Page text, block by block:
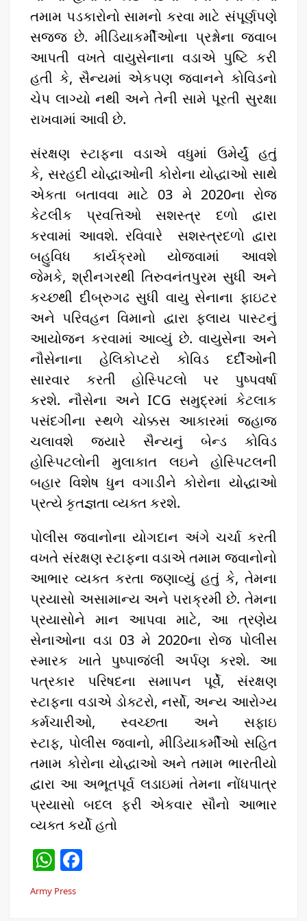
તમામ પડકારોનો સામનો કરવા માટે સંપૂર્ણપણે
સજ્જ છે. મીડિયાકર્મીઓના પ્રશ્નોના જવાબ
આપતી વખતે વાયુસેનાના વડાએ પુષ્ટિ કરી
હતી કે, સૈન્યમાં એકપણ જવાનને કોવિડનો
ચેપ લાગ્યો નથી અને તેની સામે પૂરતી સુરક્ષા
રાખવામાં આવી છે.
સંરક્ષણ સ્ટાફના વડાએ વધુમાં ઉમેર્યું હતું
કે, સરહદી યોદ્ધાઓની કોરોના યોદ્ધાઓ સાથે
એકતા બતાવવા માટે 03 મે 2020ના રોજ
કેટલીક પ્રવત્તિઓ સશસ્ત્ર દળો દ્વારા
કરવામાં આવશે. રવિવારે સશસ્ત્રદળો દ્વારા
બહુવિધ કાર્યક્રમો યોજવામાં આવશે
જેમકે, શ્રીનગરથી તિરુવનંતપુરમ સુધી અને
કચ્છથી દીબ્રુગઢ સુધી વાયુ સેનાના ફાઇટર
અને પરિવહન વિમાનો દ્વારા ફ્લાય પાસ્ટનું
આયોજન કરવામાં આવ્યું છે. વાયુસેના અને
નૌસેનાના હેલિકોપ્ટરો કોવિડ દર્દીઓની
સારવાર કરતી હોસ્પિટલો પર પુષ્પવર્ષા
કરશે. નૌસેના અને ICG સમુદ્રમાં કેટલાક
પસંદગીના સ્થળે ચોક્કસ આકારમાં જહાજ
ચલાવશે જ્યારે સૈન્યનું બેન્ડ કોવિડ
હોસ્પિટલોની મુલાકાત લઇને હોસ્પિટલની
બહાર વિશેષ ધુન વગાડીને કોરોના યોદ્ધાઓ
પ્રત્યે કૃતજ્ઞતા વ્યક્ત કરશે.
પોલીસ જવાનોના યોગદાન અંગે ચર્ચા કરતી
વખતે સંરક્ષણ સ્ટાફના વડાએ તમામ જવાનોનો
આભાર વ્યક્ત કરતા જણાવ્યું હતું કે, તેમના
પ્રયાસો અસામાન્ય અને પરાક્રમી છે. તેમના
પ્રયાસોને માન આપવા માટે, આ ત્રણેય
સેનાઓના વડા 03 મે 2020ના રોજ પોલીસ
સ્મારક ખાતે પુષ્પાજંલી અર્પણ કરશે. આ
પત્રકાર પરિષદના સમાપન પૂર્વે, સંરક્ષણ
સ્ટાફના વડાએ ડોક્ટરો, નર્સો, અન્ય આરોગ્ય
કર્મચારીઓ, સ્વચ્છતા અને સફાઇ
સ્ટાફ, પોલીસ જવાનો, મીડિયાકર્મીઓ સહિત
તમામ કોરોના યોદ્ધાઓ અને તમામ ભારતીયો
દ્વારા આ અભૂતપૂર્વ લડાઇમાં તેમના નોંધપાત્ર
પ્રયાસો બદલ ફરી એકવાર સૌનો આભાર
વ્યક્ત કર્યો હતો
W
h
at
Army Press